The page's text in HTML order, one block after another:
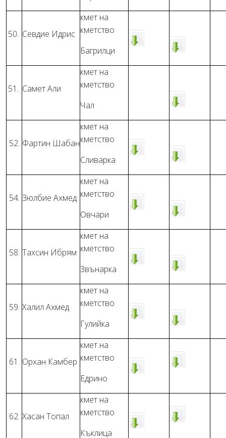
50. Севдие Идрис
кмет на
кметство
Багрилци
51. Самет Али
кмет на
кметство
Чал
52. Фартин Шабан
кмет на
кметство
Сливарка
54. Зюлбие Ахмед
кмет на
кметство
Овчари
58. Тахсин Ибрям
кмет на
кметство
Звънарка
59. Халил Ахмед
кмет на
кметство
Гулийка
61. Орхан Камбер
кмет на
кметство
Едрино
62. Хасан Топал
кмет на
кметство
Къклица